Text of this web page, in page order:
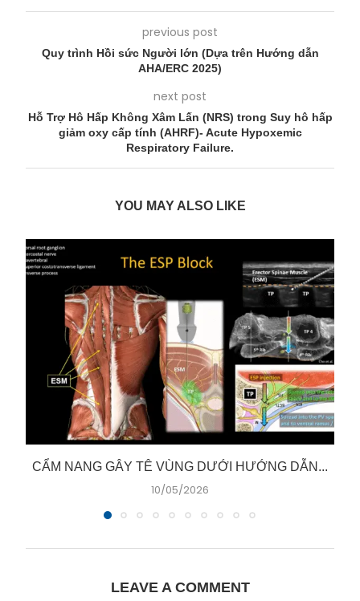
previous post
Quy trình Hồi sức Người lớn (Dựa trên Hướng dẫn
AHA/ERC 2025)
next post
Hỗ Trợ Hô Hấp Không Xâm Lấn (NRS) trong Suy hô hấp
giảm oxy cấp tính (AHRF)- Acute Hypoxemic
Respiratory Failure.
YOU MAY ALSO LIKE
CẨM NANG GÂY TÊ VÙNG DƯỚI HƯỚNG DẪN...
10/05/2026
LEAVE A COMMENT